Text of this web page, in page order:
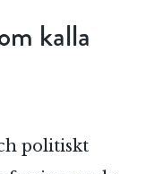
kalla
politiskt